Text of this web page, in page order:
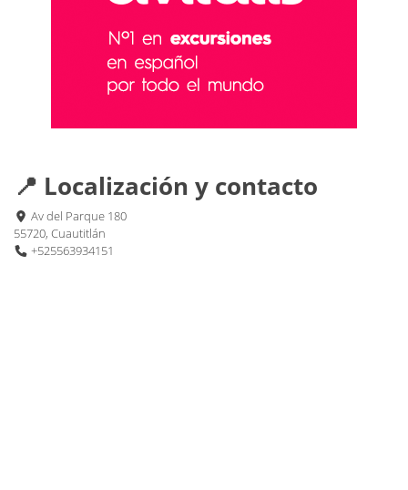
📍 Localización y contacto
Av del Parque 180
55720, Cuautitlán
+525563934151